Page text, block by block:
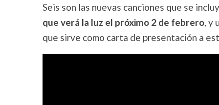
Seis son las nuevas canciones que se
que verá la luz el próximo 2 de febrero, y
que sirve como carta de presentación a